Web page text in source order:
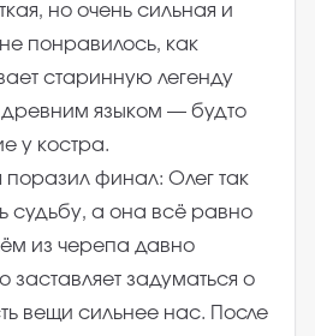
но очень сильная и
понравилось, как
старинную легенду
языком — будто
у костра.
поразил финал: Олег так
судьбу, а она всё равно
из черепа давно
заставляет задуматься о
вещи сильнее нас. После